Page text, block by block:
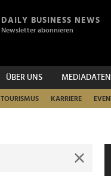
DAILY BUSINESS NEWS
Newsletter abonnieren
ÜBER UNS MEDIADATEN
TOURISMUS KARRIERE